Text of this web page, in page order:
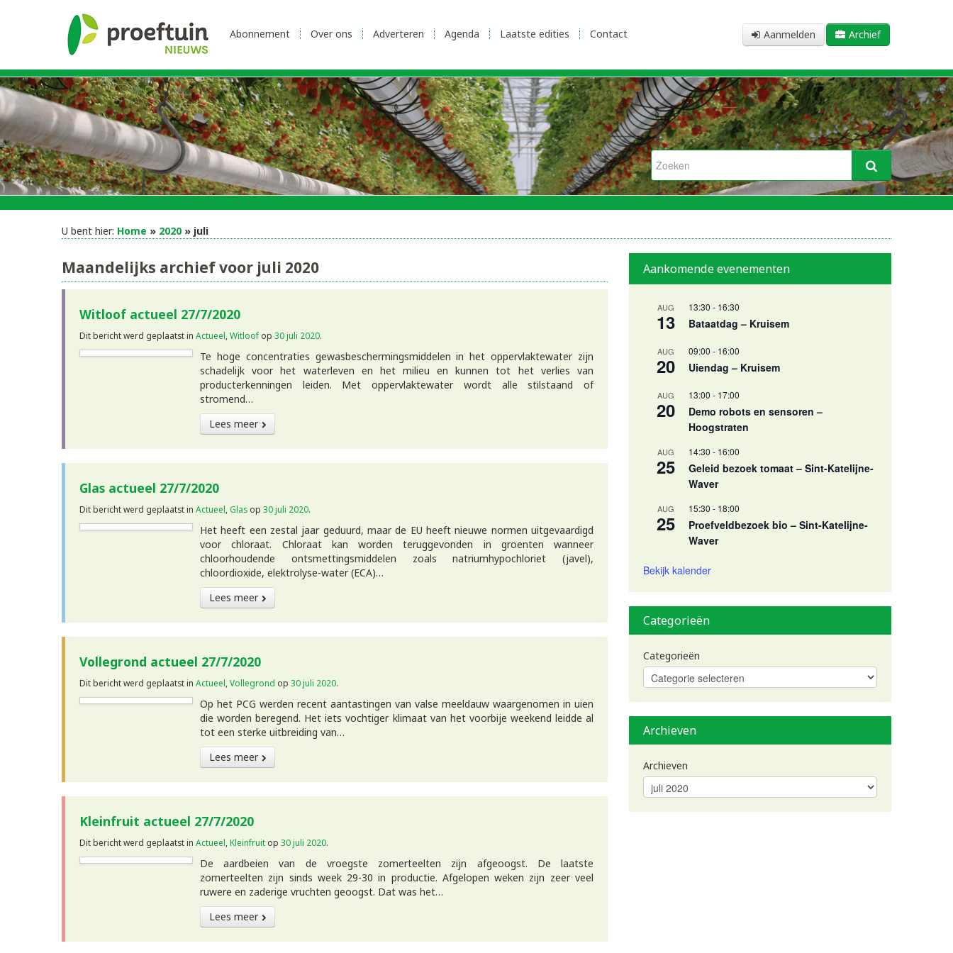
Aanmelden Archief
Abonnement Over ons Adverteren Agenda Laatste edities Contact
U bent hier: Home » 2020 » juli
Maandelijks archief voor juli 2020
Witloof actueel 27/7/2020
Dit bericht werd geplaatst in Actueel Witloof op 30 juli 2020.
Te hoge concentraties gewasbeschermingsmiddelen in het oppervlaktewater zijn
schadelijk voor het waterleven en het milieu en kunnen tot het verlies van
producterkenningen leiden. Met oppervlaktewater wordt alle stilstaand of
stromend…
Lees meer
Glas actueel 27/7/2020
Dit bericht werd geplaatst in Actueel Glas op 30 juli 2020.
Het heeft een zestal jaar geduurd, maar de EU heeft nieuwe normen uitgevaardigd
voor chloraat. Chloraat kan worden teruggevonden in groenten wanneer
chloorhoudende ontsmettingsmiddelen zoals natriumhypochloriet (javel),
chloordioxide, elektrolyse-water (ECA)…
Lees meer
Vollegrond actueel 27/7/2020
Dit bericht werd geplaatst in Actueel Vollegrond op 30 juli 2020.
Op het PCG werden recent aantastingen van valse meeldauw waargenomen in uien
die worden beregend. Het iets vochtiger klimaat van het voorbije weekend leidde al
tot een sterke uitbreiding van…
Lees meer
Kleinfruit actueel 27/7/2020
Dit bericht werd geplaatst in Actueel Kleinfruit op 30 juli 2020.
De aardbeien van de vroegste zomerteelten zijn afgeoogst. De laatste
zomerteelten zijn sinds week 29-30 in productie. Afgelopen weken zijn zeer veel
ruwere en zaderige vruchten geoogst. Dat was het…
Lees meer
Aankomende evenementen
AUG
13
13:30 - 16:30
Bataatdag – Kruisem
AUG
20
09:00 - 16:00
Uiendag – Kruisem
AUG
20
13:00 - 17:00
Demo robots en sensoren –
Hoogstraten
AUG
25
14:30 - 16:00
Geleid bezoek tomaat – Sint-Katelijne-
Waver
AUG
25
15:30 - 18:00
Proefveldbezoek bio – Sint-Katelijne-
Waver
Bekijk kalender
Categorieën
Categorieën
Archieven
Archieven